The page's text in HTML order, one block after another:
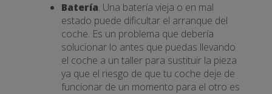
Batería. Una batería vieja o en mal
estado puede dificultar el arranque del
coche. Es un problema que debería
solucionar lo antes que puedas llevando
el coche a un taller para sustituir la pieza
ya que el riesgo de que tu coche deje de
funcionar de un momento para el otro es